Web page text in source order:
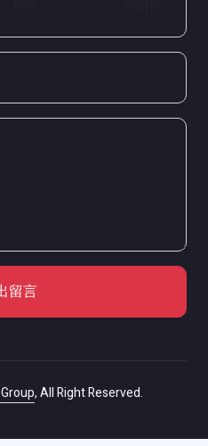
留言
, All Right Reserved.